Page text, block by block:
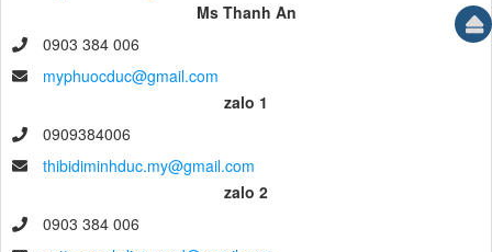
Ms Thanh An
0903 384 006
myphuocduc@gmail.com
zalo 1
0909384006
thibidiminhduc.my@gmail.com
zalo 2
0903 384 006